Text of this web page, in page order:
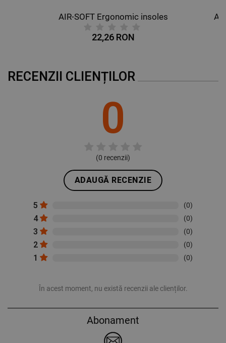
AIR-SOFT Ergonomic insoles
22,26 RON
RECENZII CLIENȚILOR
0
(0 recenzii)
ADAUGĂ RECENZIE
5 (0)
4 (0)
3 (0)
2 (0)
1 (0)
În acest moment, nu există recenzii ale clienților.
Abonament